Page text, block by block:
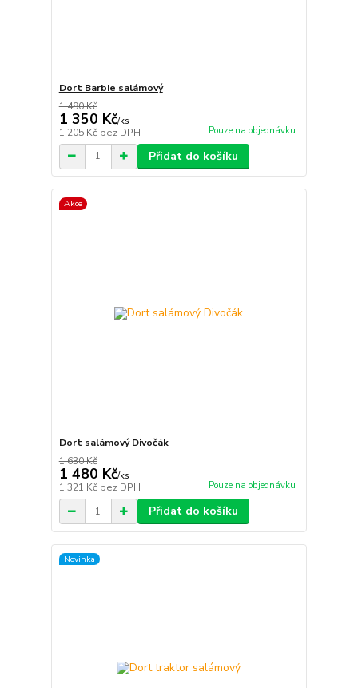
Dort Barbie salámový
1 490 Kč
1 350 Kč/ks
1 205 Kč bez DPH Pouze na objednávku
Přidat do košíku
Akce
Dort salámový Divočák
1 630 Kč
1 480 Kč/ks
1 321 Kč bez DPH Pouze na objednávku
Přidat do košíku
Novinka